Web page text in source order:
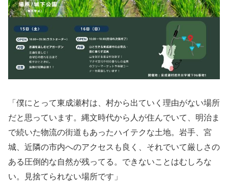
「僕にとって東成瀬村は、村から出ていく理由がない場所
だと思っています。縄文時代から人が住んでいて、明治ま
で続いた物流の街道もあったハイテクな土地。岩手、宮
城、近隣の市内へのアクセスも良く、それでいて厳しさの
ある圧倒的な自然が残ってる。できないことはむしろな
い。見捨てられない場所です」